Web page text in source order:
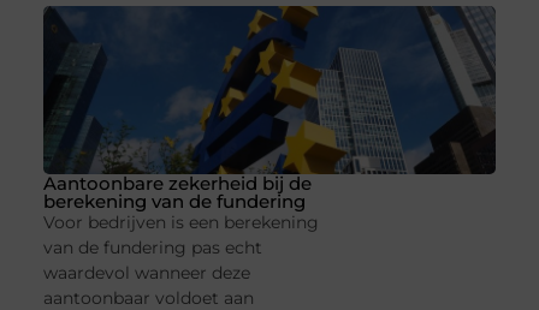
Aantoonbare zekerheid bij de
berekening van de fundering
Voor bedrijven is een berekening
van de fundering pas echt
waardevol wanneer deze
aantoonbaar voldoet aan